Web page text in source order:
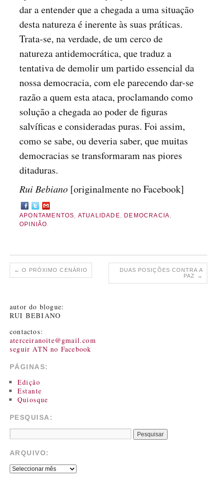
dar a entender que a chegada a uma situação
desta natureza é inerente às suas práticas.
Trata-se, na verdade, de um cerco de
natureza antidemocrática, que traduz a
tentativa de demolir um partido essencial da
nossa democracia, com ele parecendo dar-se
razão a quem esta ataca, proclamando como
solução a chegada ao poder de figuras
salvíficas e consideradas puras. Foi assim,
como se sabe, ou deveria saber, que muitas
democracias se transformaram nas piores
ditaduras.
Rui Bebiano [originalmente no Facebook]
APONTAMENTOS, ATUALIDADE, DEMOCRACIA,
OPINIÃO.
← O PRÓXIMO CENÁRIO
DUAS POSIÇÕES CONTRA A
PAZ
→
autor do blogue:
RUI BEBIANO
contactos:
aterceiranoite@gmail.com
seguir ATN no Facebook
PÁGINAS:
Edição
Estante
Quiosque
PESQUISA:
ARQUIVO: